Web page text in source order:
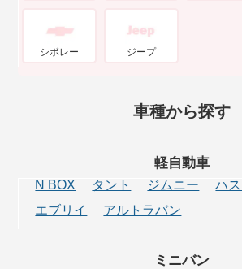
シボレー ジープ
車種から探す
軽自動車
N BOX タント ジムニー ハ
エブリイ
アルトラバン
ミニバン